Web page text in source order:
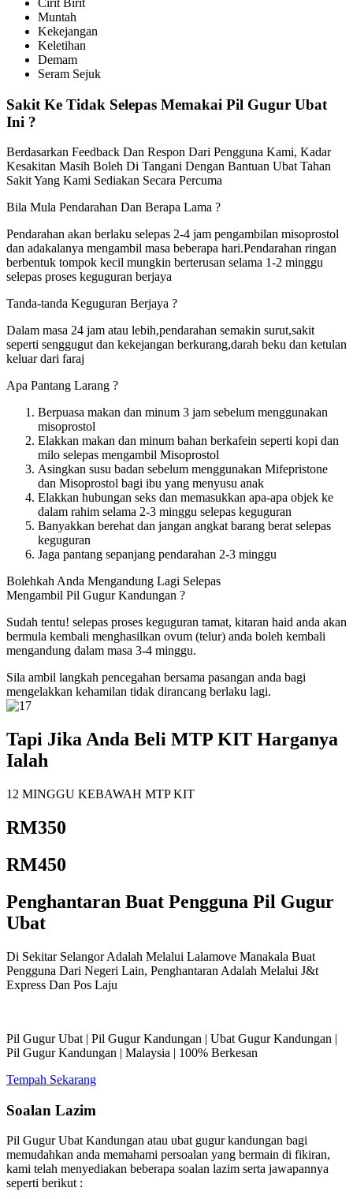
Cirit Birit
Muntah
Kekejangan
Keletihan
Demam
Seram Sejuk
Sakit Ke Tidak Selepas Memakai Pil Gugur Ubat
Ini ?
Berdasarkan Feedback Dan Respon Dari Pengguna Kami, Kadar
Kesakitan Masih Boleh Di Tangani Dengan Bantuan Ubat Tahan
Sakit Yang Kami Sediakan Secara Percuma
Bila Mula Pendarahan Dan Berapa Lama ?
Pendarahan akan berlaku selepas 2-4 jam pengambilan misoprostol
dan adakalanya mengambil masa beberapa hari.Pendarahan ringan
berbentuk tompok kecil mungkin berterusan selama 1-2 minggu
selepas proses keguguran berjaya
Tanda-tanda Keguguran Berjaya ?
Dalam masa 24 jam atau lebih,pendarahan semakin surut,sakit
seperti senggugut dan kekejangan berkurang,darah beku dan ketulan
keluar dari faraj
Apa Pantang Larang ?
Berpuasa makan dan minum 3 jam sebelum menggunakan
misoprostol
Elakkan makan dan minum bahan berkafein seperti kopi dan
milo selepas mengambil Misoprostol
Asingkan susu badan sebelum menggunakan Mifepristone
dan Misoprostol bagi ibu yang menyusu anak
Elakkan hubungan seks dan memasukkan apa-apa objek ke
dalam rahim selama 2-3 minggu selepas keguguran
Banyakkan berehat dan jangan angkat barang berat selepas
keguguran
Jaga pantang sepanjang pendarahan 2-3 minggu
Bolehkah Anda Mengandung Lagi Selepas
Mengambil Pil Gugur Kandungan ?
Sudah tentu! selepas proses keguguran tamat, kitaran haid anda akan
bermula kembali menghasilkan ovum (telur) anda boleh kembali
mengandung dalam masa 3-4 minggu.
Sila ambil langkah pencegahan bersama pasangan anda bagi
mengelakkan kehamilan tidak dirancang berlaku lagi.
Tapi Jika Anda Beli MTP KIT Harganya
Ialah
12 MINGGU KEBAWAH MTP KIT
RM350
RM450
Penghantaran Buat Pengguna Pil Gugur
Ubat
Di Sekitar Selangor Adalah Melalui Lalamove Manakala Buat
Pengguna Dari Negeri Lain, Penghantaran Adalah Melalui J&t
Express Dan Pos Laju
Pil Gugur Ubat | Pil Gugur Kandungan | Ubat Gugur Kandungan |
Pil Gugur Kandungan | Malaysia | 100% Berkesan
Tempah Sekarang
Soalan Lazim
Pil Gugur Ubat Kandungan atau ubat gugur kandungan bagi
memudahkan anda memahami persoalan yang bermain di fikiran,
kami telah menyediakan beberapa soalan lazim serta jawapannya
seperti berikut :